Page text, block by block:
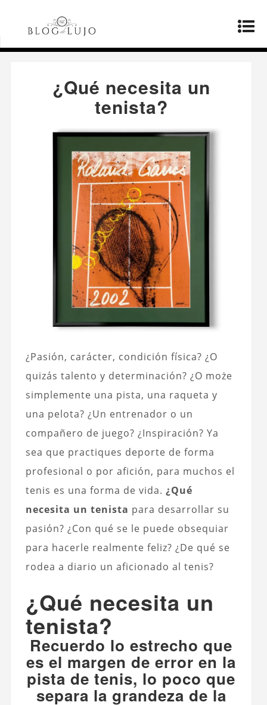
Página principal
¿Qué necesita un
¿Qué necesita un
tenista?
¿Pasión, carácter, condición física? ¿O
quizás talento y determinación? ¿O może
simplemente una pista, una raqueta y
una pelota? ¿Un entrenador o un
compañero de juego? ¿Inspiración? Ya
sea que practiques deporte de forma
profesional o por afición, para muchos el
tenis es una forma de vida. ¿Qué
necesita un tenista para desarrollar su
pasión? ¿Con qué se le puede obsequiar
para hacerle realmente feliz? ¿De qué se
rodea a diario un aficionado al tenis?
¿Qué necesita un
tenista?
Recuerdo lo estrecho que
es el margen de error en la
pista de tenis, lo poco que
separa la grandeza de la